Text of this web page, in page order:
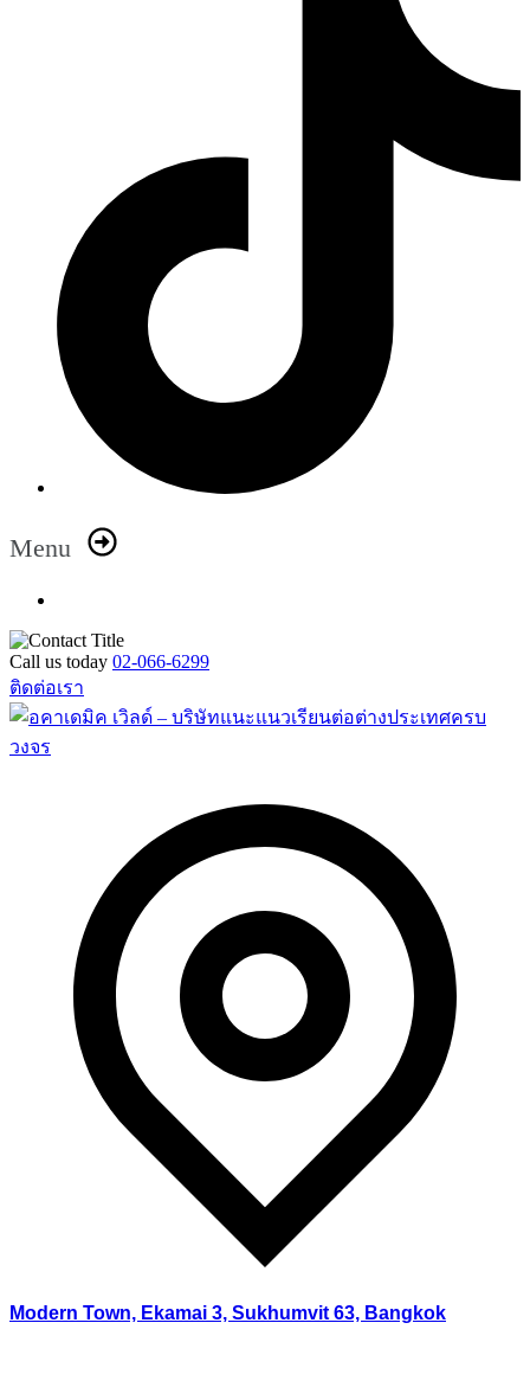
Menu
Call us today 02-066-6299
ติดต่อเรา
Modern Town, Ekamai 3, Sukhumvit 63, Bangkok